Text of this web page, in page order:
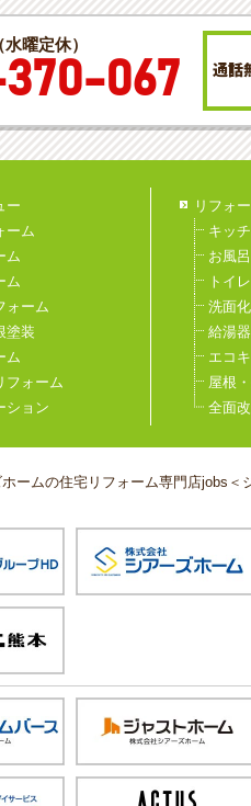
曜定休）
370-067 通話
ー
ーム
ム
ム
ォーム
塗装
ム
フォーム
ション
リフォ
キッ
お風
トイ
洗面
給湯
エコ
屋根
全面
ームの住宅リフォーム専門店jobs＜